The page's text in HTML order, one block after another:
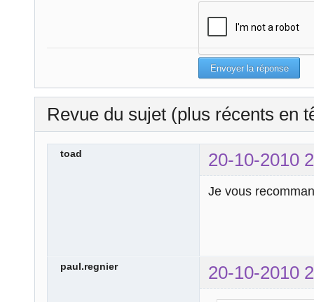
Revue du sujet (plus récents en
toad 20-10-2010
Je vous
paul.regnier 20-10-2010